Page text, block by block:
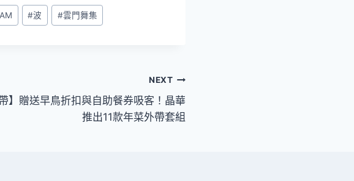
#波 #雲門舞集
NEXT
帶】贈送早鳥折扣與自助餐券吸客！晶華
推出11款年菜外帶套組